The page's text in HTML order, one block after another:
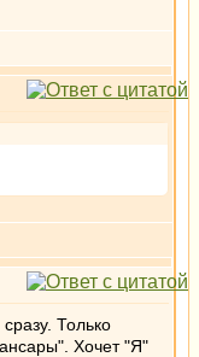
Только
Хочет "Я"